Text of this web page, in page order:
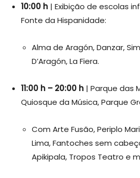
10:00 h | Exibição de escolas
Fonte da Hispanidade:
Alma de Aragón, Danzar,
D’Aragón, La Fiera.
11:00 h – 20:00 h | Parque das
Quiosque da Música, Parque
Com Arte Fusão, Periplo
Lima, Fantoches sem
Apikipala, Tropos Teatro e